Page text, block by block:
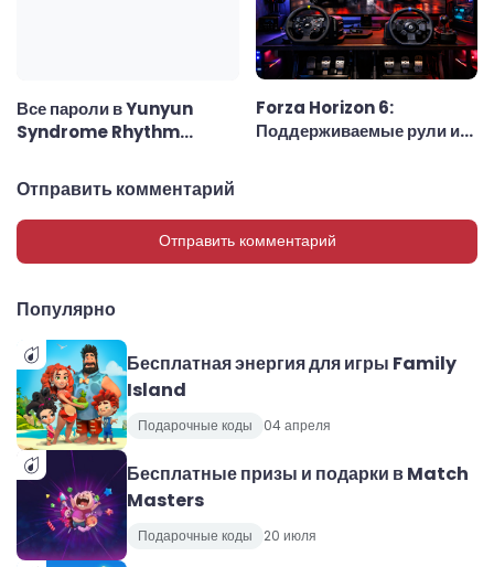
Все пароли в Yunyun
Syndrome Rhythm
Forza Horizon 6:
Поддерживаемые рули и
Отправить комментарий
Отправить комментарий
Популярно
Бесплатная энергия для игры Family
Island
Подарочные коды 04 апреля
Бесплатные призы и подарки в Match
Masters
Подарочные коды 20 июля